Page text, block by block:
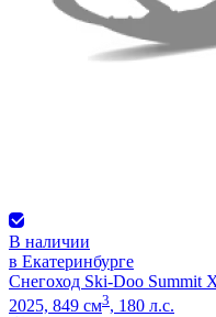
В наличии
в Екатеринбурге
Снегоход Ski-Doo Summit
2025, 849 см3, 180 л.с.